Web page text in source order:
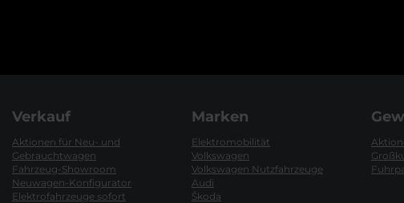
Verkauf
Aktionen für Neu- und
Gebrauchtwagen
Fahrzeug-Showroom
Neuwagen-Konfigurator
Elektrofahrzeuge sofort
Marken
Elektromobilität
Volkswagen
Volkswagen Nutzfahrzeuge
Audi
Škoda